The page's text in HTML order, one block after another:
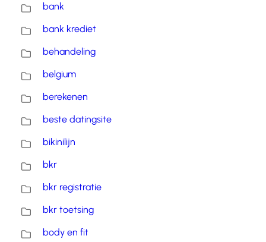
bank
bank krediet
behandeling
belgium
berekenen
beste datingsite
bikinilijn
bkr
bkr registratie
bkr toetsing
body en fit